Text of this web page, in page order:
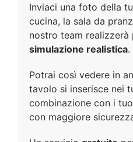
Inviaci una foto della
cucina, la sala da
nostro team realizzerà
simulazione realistica.
Potrai così vedere in
tavolo si inserisce nei
combinazione con i
con maggiore